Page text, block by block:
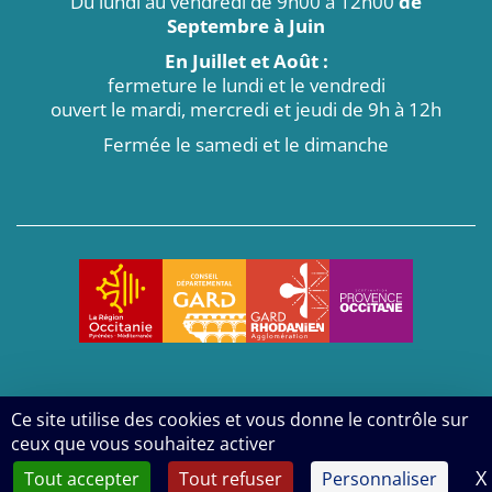
Ce site utilise des cookies et vous donne le contrôle sur
ceux que vous souhaitez activer
Tout accepter
Tout refuser Personnaliser X
Septembre à Juin
En Juillet et Août :
fermeture le lundi et le vendredi
ouvert le mardi, mercredi et jeudi de 9h à 12h
Fermée le samedi et le dimanche
2026- Tous droits réservés - Mairie d'Aiguèze
Réalisé par Voix Off Communication
Politique de confidentialité Mentions légales